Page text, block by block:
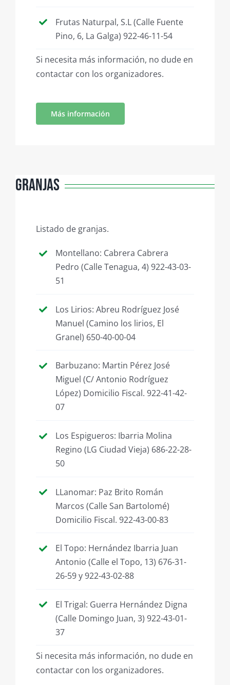
Frutas Naturpal, S.L (Calle Fuente
Pino, 6, La Galga) 922-46-11-54
Si necesita más información, no dude en
contactar con los organizadores.
Más información
Granjas
Listado de granjas.
Montellano: Cabrera Cabrera
Pedro (Calle Tenagua, 4) 922-43-03-
51
Los Lirios: Abreu Rodríguez José
Manuel (Camino los lirios, El
Granel) 650-40-00-04
Barbuzano: Martin Pérez José
Miguel (C/ Antonio Rodríguez
López) Domicilio Fiscal. 922-41-42-
07
Los Espigueros: Ibarria Molina
Regino (LG Ciudad Vieja) 686-22-28-
50
LLanomar: Paz Brito Román
Marcos (Calle San Bartolomé)
Domicilio Fiscal. 922-43-00-83
El Topo: Hernández Ibarria Juan
Antonio (Calle el Topo, 13) 676-31-
26-59 y 922-43-02-88
El Trigal: Guerra Hernández Digna
(Calle Domingo Juan, 3) 922-43-01-
37
Si necesita más información, no dude en
contactar con los organizadores.